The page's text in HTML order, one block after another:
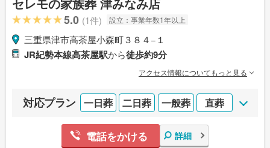
5.0 (1件) 設立： 事業年数1年以上
三重県津市高茶屋小森町３８４−１
JR紀勢本線高茶屋駅から徒歩約9分
アクセス情報についてもっと見る
対応プラン 一日葬 二日葬 一般葬 直葬
電話をかける 詳細